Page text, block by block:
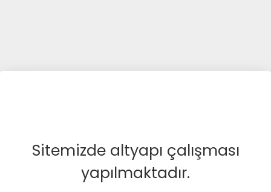
Sitemizde altyapı çalışması
yapılmaktadır.